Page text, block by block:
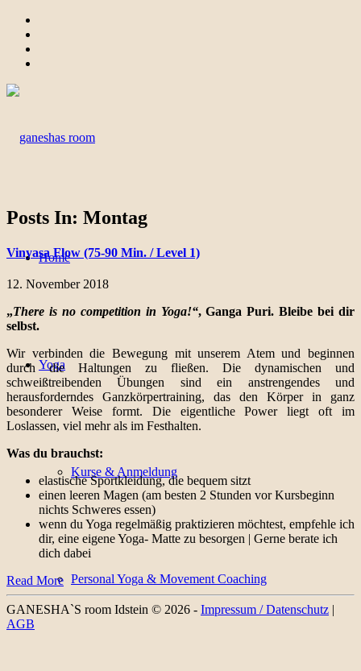
Home
Yoga
Kurse & Anmeldung
Personal Yoga & Movement Coaching
Posts In: Montag
Vinyasa Flow (75-90 Min. / Level 1)
12. November 2018
„There is no competition in Yoga!“, Ganga Puri. Bleibe bei dir
selbst.
Wir verbinden die Bewegung mit unserem Atem und beginnen
durch die Haltungen zu fließen. Die dynamischen und
schweißtreibenden Übungen sind ein anstrengendes und
herausforderndes Ganzkörpertraining, das den Körper in ganz
besonderer Weise formt. Die eigentliche Power liegt oft im
Loslassen, viel mehr als im Festhalten.
Was du brauchst:
elastische Sportkleidung, die bequem sitzt
einen leeren Magen (am besten 2 Stunden vor Kursbeginn
nichts Schweres essen)
wenn du Yoga regelmäßig praktizieren möchtest, empfehle ich
dir, eine eigene Yoga- Matte zu besorgen | Gerne berate ich
dich dabei
Read More
GANESHA`S room Idstein © 2026 - Impressum / Datenschutz |
AGB